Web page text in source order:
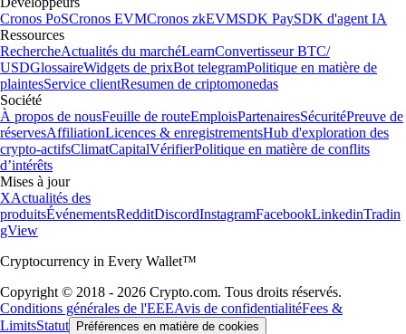
Cronos PoSCronos EVMCronos zkEVMSDK PaySDK d'agent IA
Ressources
RechercheActualités du marchéLearnConvertisseur BTC/
USDGlossaireWidgets de prixBot telegramPolitique en matière de
plaintesService clientResumen de criptomonedas
Société
À propos de nousFeuille de routeEmploisPartenairesSécuritéPreuve de
réservesAffiliationLicences & enregistrementsHub d'exploration des
crypto-actifsClimatCapitalVérifierPolitique en matière de conflits
d’intérêts
Mises à jour
XActualités des
produitsÉvénementsRedditDiscordInstagramFacebookLinkedinTradin
gView
Cryptocurrency in Every Wallet™
Copyright © 2018 - 2026 Crypto.com. Tous droits réservés.
Conditions générales de l'EEEAvis de confidentialitéFees &
LimitsStatut Préférences en matière de cookies